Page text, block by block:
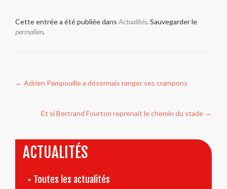
Cette entrée a été publiée dans Actualités. Sauvegarder le
permalien.
de
l’article
← Adrien Pampouille a désormais ranger ses crampons
Et si Bertrand Fourton reprenait le chemin du stade →
ACTUALITÉS
Toutes les actualités